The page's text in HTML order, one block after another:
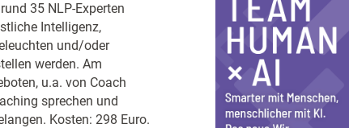
35 NLP-Experten
Intelligenz,
und/oder
werden. Am
u.a. von Coach
sprechen und
Kosten: 298 Euro.